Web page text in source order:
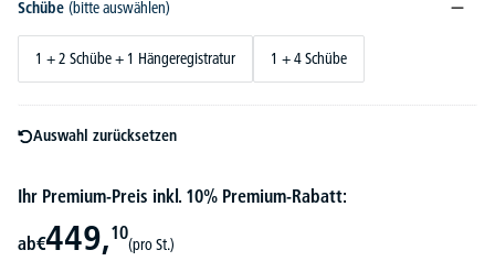
Schübe (bitte auswählen)
1 + 2 Schübe + 1 Hängeregistratur 1 + 4 Schübe
Auswahl zurücksetzen
Ihr Premium-Preis inkl. 10% Premium-Rabatt:
ab€449,10
(pro St.)